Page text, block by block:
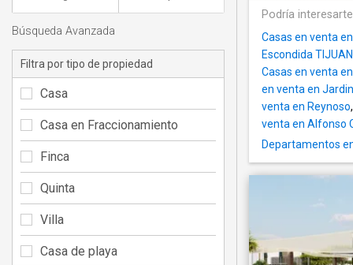
Podría
Casas en venta
Escondida
Casas en venta
en venta en
venta en Reynoso,
venta en Alfonso
Departamentos
Búsqueda Avanzada
Filtra por tipo de propiedad
Casa
Casa en Fraccionamiento
Finca
Quinta
Villa
Casa de playa